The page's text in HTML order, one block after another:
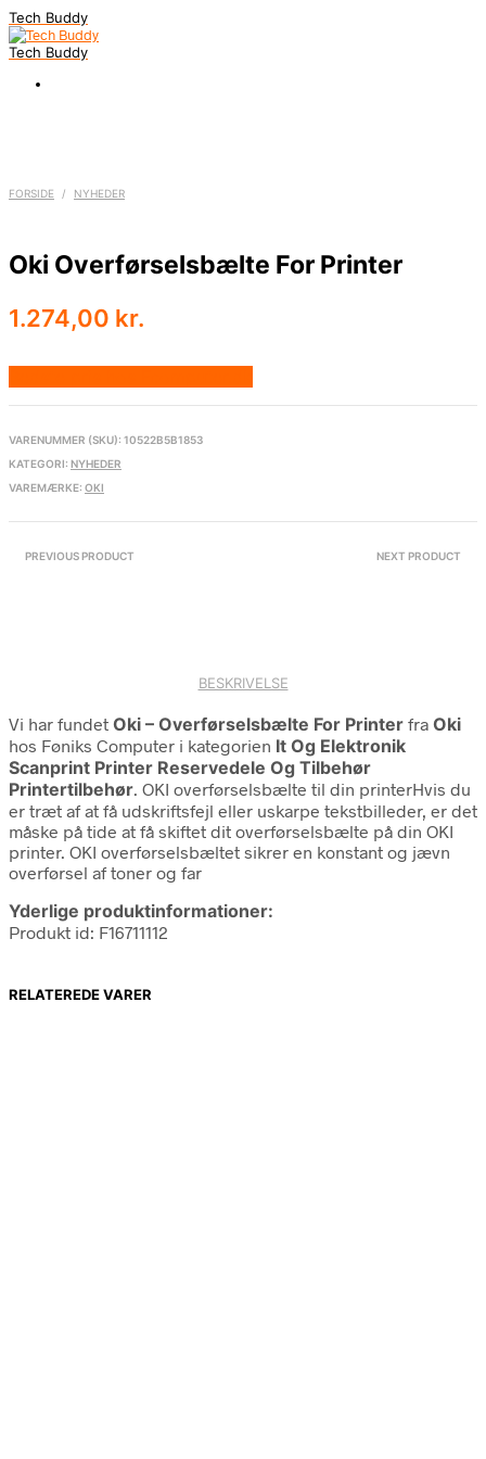
Tech Buddy
Tech Buddy
FORSIDE / NYHEDER
Oki Overførselsbælte For Printer
1.274,00 kr.
VARENUMMER (SKU): 10522B5B1853
KATEGORI: NYHEDER
VAREMÆRKE: OKI
PREVIOUS PRODUCT NEXT PRODUCT
BESKRIVELSE
Vi har fundet Oki – Overførselsbælte For Printer fra Oki
hos Føniks Computer i kategorien It Og Elektronik
Scanprint Printer Reservedele Og Tilbehør
Printertilbehør. OKI overførselsbælte til din printerHvis du
er træt af at få udskriftsfejl eller uskarpe tekstbilleder, er det
måske på tide at få skiftet dit overførselsbælte på din OKI
printer. OKI overførselsbæltet sikrer en konstant og jævn
overførsel af toner og far
Yderlige produktinformationer:
Produkt id: F16711112
RELATEREDE VARER